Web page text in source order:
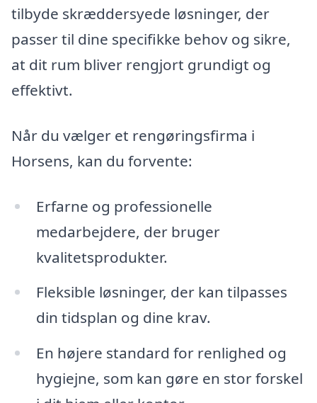
tilbyde skræddersyede løsninger, der
passer til dine specifikke behov og sikre,
at dit rum bliver rengjort grundigt og
effektivt.
Når du vælger et rengøringsfirma i
Horsens, kan du forvente:
Erfarne og professionelle
medarbejdere, der bruger
kvalitetsprodukter.
Fleksible løsninger, der kan tilpasses
din tidsplan og dine krav.
En højere standard for renlighed og
hygiejne, som kan gøre en stor forskel